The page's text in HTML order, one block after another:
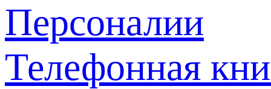
Персоналии
Телефонная